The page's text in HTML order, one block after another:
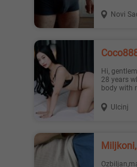
Novi
Hi, gentlemen.i am from Vietnam, I am
28 years
body with
Ulcinj
Ozbiljan,mastovit i iskusan muskarac